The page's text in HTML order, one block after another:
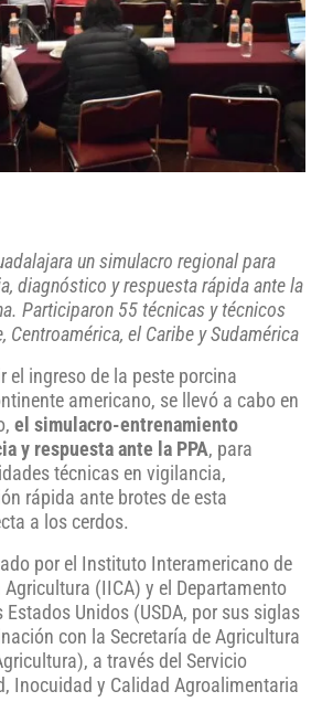
un simulacro regional para
diagnóstico y respuesta rápida ante la
Participaron 55 técnicas y técnicos
Centroamérica, el Caribe y Sudamérica
el ingreso de la peste porcina
americano, se llevó a cabo en
el simulacro-entrenamiento
y respuesta ante la PPA, para
técnicas en vigilancia,
rápida ante brotes de esta
a los cerdos.
por el Instituto Interamericano de
(IICA) y el Departamento
Unidos (USDA, por sus siglas
con la Secretaría de Agricultura
a través del Servicio
Inocuidad y Calidad Agroalimentaria